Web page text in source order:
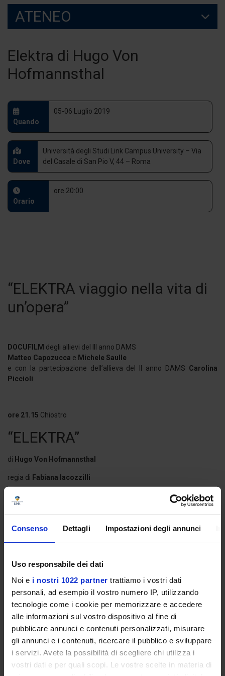
Consenso Dettagli Impostazioni degli annunci
Uso responsabile dei dati
Noi e i nostri 1022 partner trattiamo i vostri dati
personali, ad esempio il vostro numero IP, utilizzando
tecnologie come i cookie per memorizzare e accedere
alle informazioni sul vostro dispositivo al fine di
pubblicare annunci e contenuti personalizzati, misurare
gli annunci e i contenuti, ricercare il pubblico e sviluppare
i servizi. Avete la possibilità di scegliere chi utilizza i
vostri dati e per quali scopi. Le vostre scelte in materia di
ATENEO
Elektra di Hugo Von
Hofmannsthal
Quando
05-06 Luglio 2019
Dove
Università degli Studi Link Campus University – Via
del Casale di San Pio V, 44 – Roma
Orario
ore 20:00
“ELEKTRA viaggio nella vita di
un’opera”
DOCUFILM degli allievi del III anno DAMS
Matteo Capozucca e Michele Saulle
e con la partecipazione dell’allieva del II anno DAMS Carolina
Piccioli
ore 21.15 Chiostro
“ELEKTRA”
di Hugo Von Hofmannsthal
regia di Fabiana Iacozzilli
SPETTACOLOdegli allievi del III anno DAMS
Arianna Condemi, Olga Galieri Giorgia Mancini
Luca Siragusa
e con la partecipazione degli allievi del II anno DAMS
Marta Boscolo Cegion,Alessia Cappello,Giorgia Di
Robert Gijs Groeneveld,
Terranova
Davide Vicinanza
Meglio essere morti che vivi senza vita”.
Elettra di Hofmannsthal, ingabbiata come
animale ferito nello spazio della sua interiorità,